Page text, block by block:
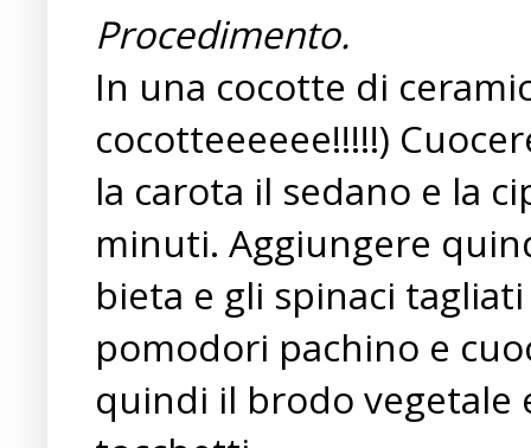
Procedimento.
In una cocotte di
cocotteeeeee!!!!!)
la carota il sedano e la
minuti. Aggiungere
bieta e gli spinaci
pomodori pachino e
quindi il brodo vegetale